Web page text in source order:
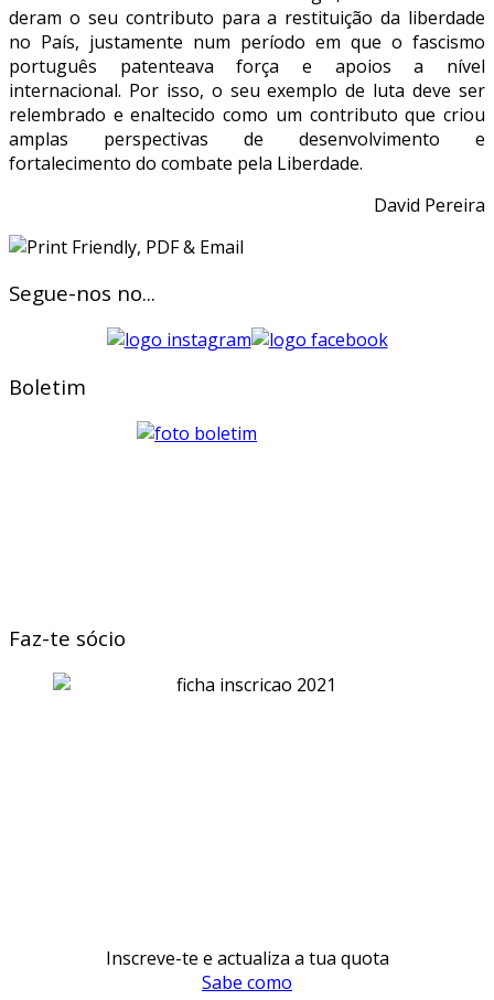
deram o seu contributo para a restituição da liberdade
no País, justamente num período em que o fascismo
português patenteava força e apoios a nível
internacional. Por isso, o seu exemplo de luta deve ser
relembrado e enaltecido como um contributo que criou
amplas perspectivas de desenvolvimento e
fortalecimento do combate pela Liberdade.
David Pereira
Segue-nos no...
Boletim
Faz-te sócio
Inscreve-te e actualiza a tua quota
Sabe como